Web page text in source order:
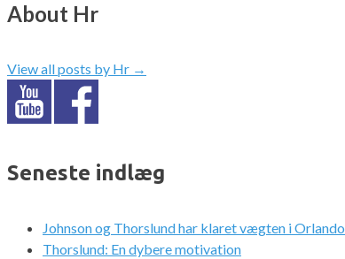
About Hr
View all posts by Hr →
Seneste indlæg
Johnson og Thorslund har klaret vægten i Orlando
Thorslund: En dybere motivation